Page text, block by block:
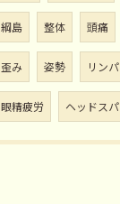
綱島 整体 頭痛
歪み 姿勢 リンパ
眼精疲労 ヘッドスパ